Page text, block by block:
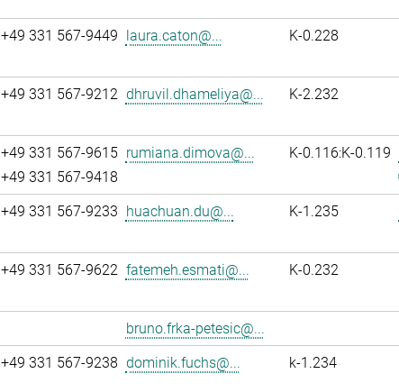
+49 331 567-9449 laura.caton@... K-0.228
+49 331 567-9212 dhruvil.dhameliya@... K-2.232
+49 331 567-9615
+49 331 567-9418
rumiana.dimova@... K-0.116:K-0.119
+49 331 567-9233 huachuan.du@... K-1.235
+49 331 567-9622 fatemeh.esmati@... K-0.232
bruno.frka-petesic@...
+49 331 567-9238 dominik.fuchs@... k-1.234